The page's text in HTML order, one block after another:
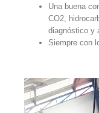
Una buena
CO2,
diagnóstico y
Siempre con